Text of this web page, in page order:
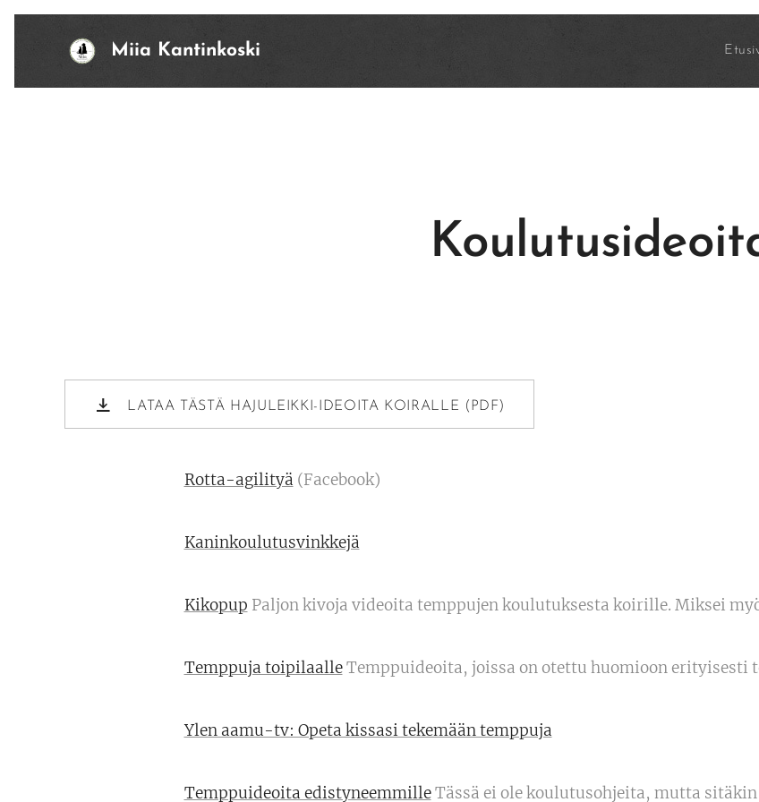
Miia Kantinkoski
LATAA TÄSTÄ HAJULEIKKI-IDEOITA KOIRALLE (PDF)
Rotta-agilityä (Facebook)
Kaninkoulutusvinkkejä
Kikopup Paljon kivoja videoita temppujen koulutuksesta koirille. Miksei
Temppuja toipilaalleTemppuideoita, joissa on otettu huomioon erityisesti
Ylen aamu-tv: Opeta kissasi tekemään temppuja
Temppuideoita edistyneemmilleTässä ei ole koulutusohjeita, mutta